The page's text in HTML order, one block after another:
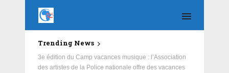
Trending News
Education : la fédération de la Russie rénove les
écoles primaire et collège du Camp Général